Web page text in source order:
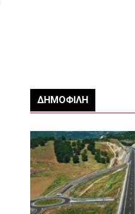
ΔΗΜΟΦΙΛΉ